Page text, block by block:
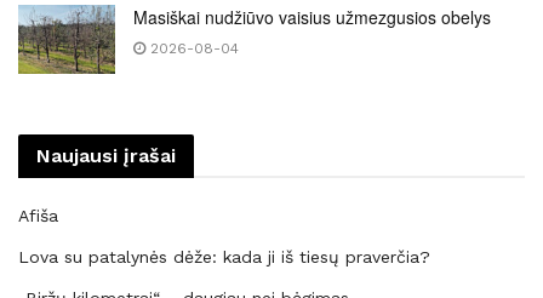
Masiškai nudžiūvo vaisius užmezgusios obelys
2026-08-04
Naujausi įrašai
Afiša
Lova su patalynės dėže: kada ji iš tiesų praverčia?